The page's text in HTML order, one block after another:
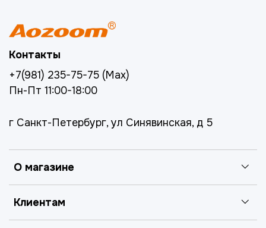
О магазине
Клиентам
Контакты
+7(981) 235-75-75 (Max)
Пн-Пт 11:00-18:00
г Санкт-Петербург, ул Синявинская, д 5